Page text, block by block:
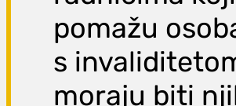
pomažu
s
moraju biti